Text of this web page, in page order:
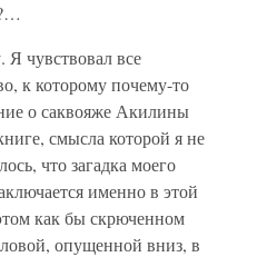
чувствовал все
к которому почему-то
о саквояже Акилины
смысла которой я не
что загадка моего
именно в этой
как бы скрюченном
опущенной вниз, в